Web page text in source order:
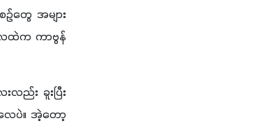
တွေ အများ
ထဲက ကာဗွန်
ည်း ခူးပြီး
ေပဲ။ အဲ့တော့